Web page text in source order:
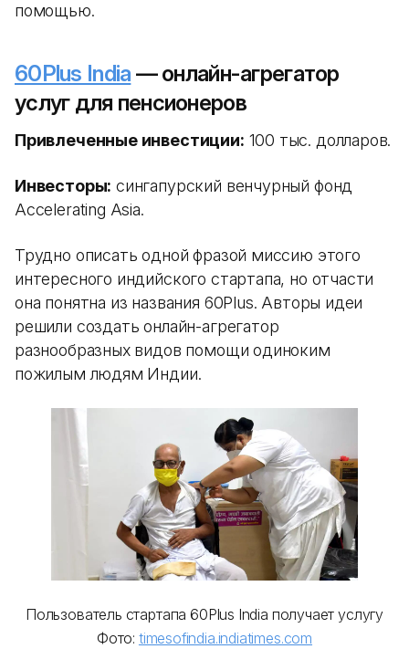
помощью.
60Plus India — онлайн-агрегатор
услуг для пенсионеров
Привлеченные инвестиции: 100 тыс. долларов.
Инвесторы: сингапурский венчурный фонд
Accelerating Asia.
Трудно описать одной фразой миссию этого
интересного индийского стартапа, но отчасти
она понятна из названия 60Plus. Авторы идеи
решили создать онлайн-агрегатор
разнообразных видов помощи одиноким
пожилым людям Индии.
Пользователь стартапа 60Plus India получает услугу
Фото: timesofindia.indiatimes.com